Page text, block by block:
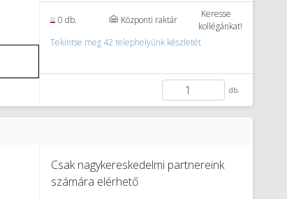
0 db. Központi raktár
Keresse
kollégánkat!
Tekintse meg 42 telephelyünk készletét
db.
Csak nagykereskedelmi partnereink
számára elérhető